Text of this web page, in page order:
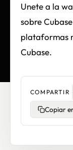
Unete a la
sobre
plataformas
Cubase.
COMPARTIR
Copiar